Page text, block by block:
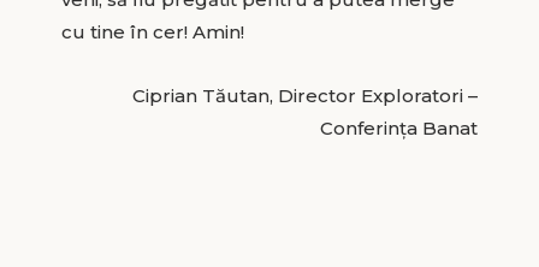
cu tine în cer! Amin!
Ciprian Tăutan, Director Exploratori –
Conferința Banat